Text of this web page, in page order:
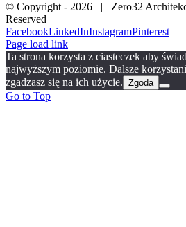
© Copyright - 2026 | Zero32
Reserved |
FacebookLinkedInInstagramPinterest
Page load link
Ta strona korzysta z ciasteczek aby
najwyższym poziomie. Dalsze
zgadzasz się na ich użycie. Zgoda
Go to Top